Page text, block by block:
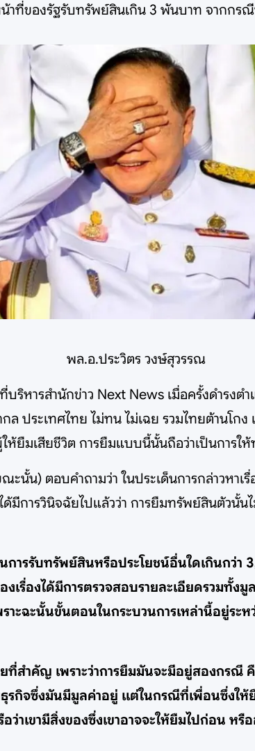
น้าที่ของรัฐรับทรัพย์สินเกิน 3 พันบาท จากก
พล.อ.ประวิตร วงษ์สุวรรณ
ริหารสำนักข่าว Next News เมื่อครั้งดำรงต
ประเทศไทย ไม่ทน ไม่เฉย รวมไทยต้านโ
ห้ยืมเสียชีวิต การยืมแบบนี้นั้นถือว่าเป็นการ
นั้น) ตอบคำถามว่า ในประเด็นการกล่าวหา
การวินิจฉัยไปแล้วว่า การยืมทรัพย์สินตัวนั้นไ
รรับทรัพย์สินหรือประโยชน์อื่นใดเกินกว่า
งเรื่องได้มีการตรวจสอบรายละเอียดรวมทั้
ะฉะนั้นขั้นตอนในกระบวนการเหล่านี้อยู่ระ
สำคัญ เพราะว่าการยืมมันจะมีอยู่สองกรณี คื
กิจซึ่งมันมีมูลค่าอยู่ แต่ในกรณีที่เพื่อนซึ่งให้
อว่าเขามีสิ่งของซึ่งเขาอาจจะให้ยืมไปก่อน